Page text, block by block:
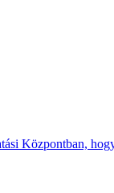
Központban,